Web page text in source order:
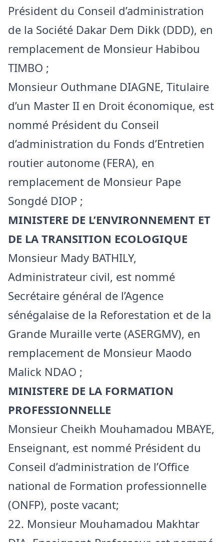
Président du Conseil d’administration
de la Société Dakar Dem Dikk (DDD), en
remplacement de Monsieur Habibou
TIMBO ;
Monsieur Outhmane DIAGNE, Titulaire
d’un Master II en Droit économique, est
nommé Président du Conseil
d’administration du Fonds d’Entretien
routier autonome (FERA), en
remplacement de Monsieur Pape
Songdé DIOP ;
MINISTERE DE L’ENVIRONNEMENT ET
DE LA TRANSITION ECOLOGIQUE
Monsieur Mady BATHILY,
Administrateur civil, est nommé
Secrétaire général de l’Agence
sénégalaise de la Reforestation et de la
Grande Muraille verte (ASERGMV), en
remplacement de Monsieur Maodo
Malick NDAO ;
MINISTERE DE LA FORMATION
PROFESSIONNELLE
Monsieur Cheikh Mouhamadou MBAYE,
Enseignant, est nommé Président du
Conseil d’administration de l’Office
national de Formation professionnelle
(ONFP), poste vacant;
22. Monsieur Mouhamadou Makhtar